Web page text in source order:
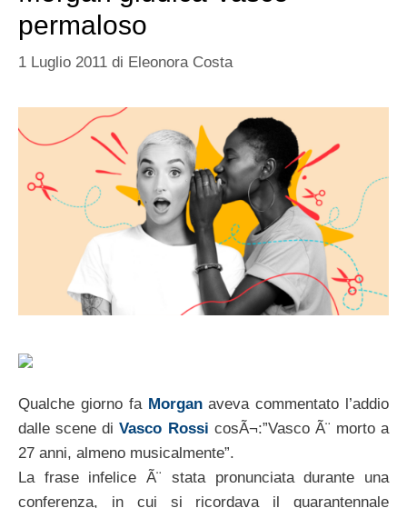
permaloso
1 Luglio 2011 di Eleonora Costa
Qualche giorno fa Morganaveva commentato l’addio
dalle scene diVasco Rossi cosÃ¬:”Vasco Ã¨ morto a
27 anni, almeno musicalmente”.
La frase infelice Ã¨ stata pronunciata durante una
conferenza, in cui si ricordava il quarantennale